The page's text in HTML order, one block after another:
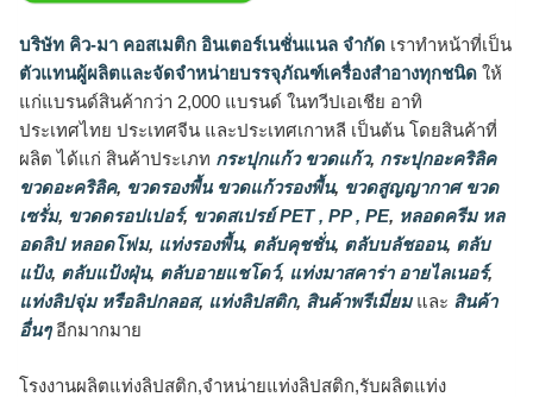
บริษัท คิว-มา คอสเมติก อินเตอร์เนชั่นแนล จำกัด เราทำหน้าที่เป็น
ตัวแทนผู้ผลิตและจัดจำหน่ายบรรจุภัณฑ์เครื่องสำอางทุกชนิด ให้
แก่แบรนด์สินค้ากว่า 2,000 แบรนด์ ในทวีปเอเชีย อาทิ
ประเทศไทย ประเทศจีน และประเทศเกาหลี เป็นต้น โดยสินค้าที่
ผลิต ได้แก่ สินค้าประเภท กระปุกแก้ว ขวดแก้ว, กระปุกอะคริลิค
ขวดอะคริลิค, ขวดรองพื้น ขวดแก้วรองพื้น, ขวดสูญญากาศ ขวด
เซรั่ม, ขวดดรอปเปอร์, ขวดสเปรย์ PET , PP , PE, หลอดครีม หล
อดลิป หลอดโฟม, แท่งรองพื้น, ตลับคุชชั่น, ตลับบลัชออน, ตลับ
แป้ง, ตลับแป้งฝุ่น, ตลับอายแชโดว์, แท่งมาสคาร่า อายไลเนอร์,
แท่งลิปจุ่ม หรือลิปกลอส, แท่งลิปสติก, สินค้าพรีเมี่ยมและ สินค้า
อื่นๆอีกมากมาย
โรงงานผลิตแท่งลิปสติก,จำหน่ายแท่งลิปสติก,รับผลิตแท่ง